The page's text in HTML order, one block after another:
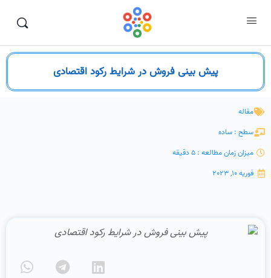
پیش بینی فروش در شرایط رکود اقتصادی
مقاله
سطح : ساده
میزان زمان مطالعه : 5 دقیقه
فوریه 10, 2023